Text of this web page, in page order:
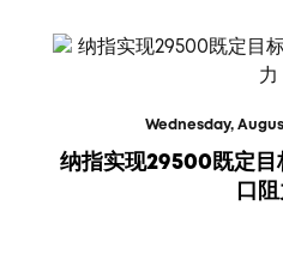
Wednesday,
纳指实现29500既定目
口阻